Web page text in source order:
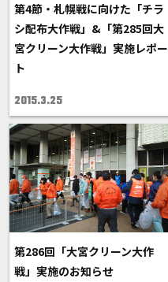
第4節・札幌戦に向けた「チラ
シ配布大作戦」&「第285回大
宮クリーン大作戦」実施レポー
ト
2015.3.25
第286回「大宮クリーン大作
戦」実施のお知らせ